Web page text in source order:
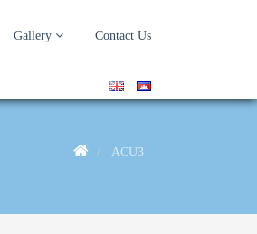
Gallery Contact Us
ACU3